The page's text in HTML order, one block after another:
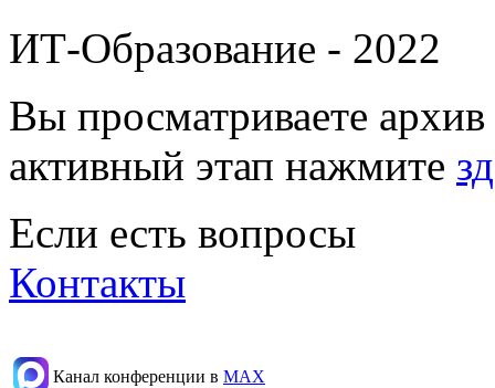
ИТ-Образование - 2022
Вы просматриваете
активный этап нажмите
Если есть вопросы
Контакты
Канал конференции в МАХ